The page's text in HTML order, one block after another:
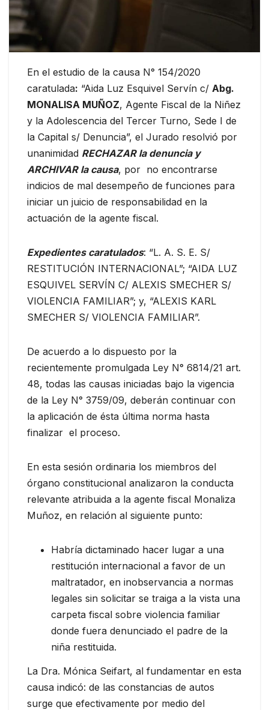
En el estudio de la causa N° 154/2020
caratulada: “Aida Luz Esquivel Servín c/ Abg.
MONALISA MUÑOZ, Agente Fiscal de la Niñez
y la Adolescencia del Tercer Turno, Sede I de
la Capital s/ Denuncia”, el Jurado resolvió por
unanimidad RECHAZAR la denuncia y
ARCHIVAR la causa, por no encontrarse
indicios de mal desempeño de funciones para
iniciar un juicio de responsabilidad en la
actuación de la agente fiscal.
Expedientes caratulados: “L. A. S. E. S/
RESTITUCIÓN INTERNACIONAL”; “AIDA LUZ
ESQUIVEL SERVÍN C/ ALEXIS SMECHER S/
VIOLENCIA FAMILIAR”; y, “ALEXIS KARL
SMECHER S/ VIOLENCIA FAMILIAR”.
De acuerdo a lo dispuesto por la
recientemente promulgada Ley N° 6814/21 art.
48, todas las causas iniciadas bajo la vigencia
de la Ley N° 3759/09, deberán continuar con
la aplicación de ésta última norma hasta
finalizar el proceso.
En esta sesión ordinaria los miembros del
órgano constitucional analizaron la conducta
relevante atribuida a la agente fiscal Monaliza
Muñoz, en relación al siguiente punto:
Habría dictaminado hacer lugar a una
restitución internacional a favor de un
maltratador, en inobservancia a normas
legales sin solicitar se traiga a la vista una
carpeta fiscal sobre violencia familiar
donde fuera denunciado el padre de la
niña restituida.
La Dra. Mónica Seifart, al fundamentar en esta
causa indicó: de las constancias de autos
surge que efectivamente por medio del